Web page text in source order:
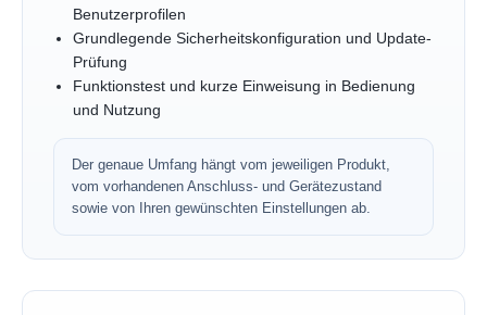
Benutzerprofilen
Grundlegende Sicherheitskonfiguration und Update-
Prüfung
Funktionstest und kurze Einweisung in Bedienung
und Nutzung
Der genaue Umfang hängt vom jeweiligen Produkt,
vom vorhandenen Anschluss- und Gerätezustand
sowie von Ihren gewünschten Einstellungen ab.